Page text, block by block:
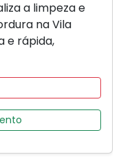
a limpeza e
na Vila
e rápida,